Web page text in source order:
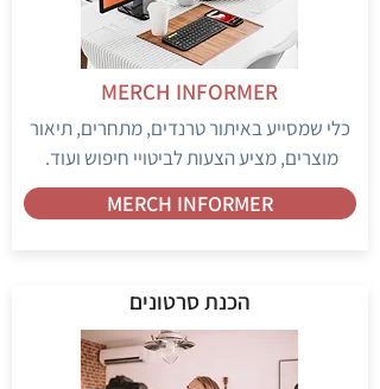
כלי שמסייע באיתור טרנדים, מתחרים, תיאור
מוצרים, מציע הצעות לביטויי חיפוש ועוד.
MERCH INFORMER
MERCH INFORMER
הכנת סרטונים